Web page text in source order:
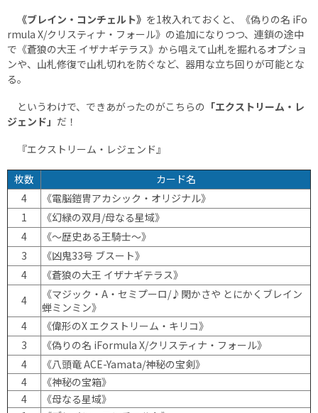
《ブレイン・コンチェルト》 を1枚入れておくと、《偽りの名 iFo
rmula X/クリスティナ・フォール》の追加になりつつ、連鎖の途中
で《蒼狼の大王 イザナギテラス》から唱えて山札を掘れるオプショ
ンや、山札修復で山札切れを防ぐなど、器用な立ち回りが可能とな
る。
というわけで、できあがったのがこちらの 「エクストリーム・レ
ジェンド」 だ！
『エクストリーム・レジェンド』
枚数
カード名
4
《電脳鎧冑アカシック・オリジナル》
1
《幻緑の双月/母なる星域》
4
《～歴史ある王騎士～》
3
《凶鬼33号 ブスート》
4
《蒼狼の大王 イザナギテラス》
4
《マジック・A・セミプーロ/♪閑かさや とにかくブレイン
蝉ミンミン》
4
《偉形のX エクストリーム・キリコ》
3
《偽りの名 iFormula X/クリスティナ・フォール》
4
《八頭竜 ACE-Yamata/神秘の宝剣》
4
《神秘の宝箱》
4
《母なる星域》